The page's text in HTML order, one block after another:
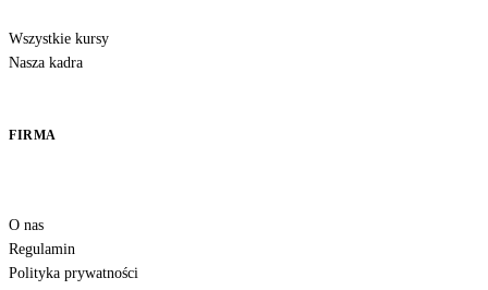
Wszystkie kursy
Nasza kadra
FIRMA
O nas
Regulamin
Polityka prywatności